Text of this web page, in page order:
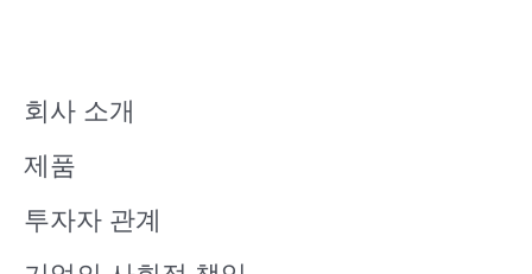
회사 소개
제품
투자자 관계